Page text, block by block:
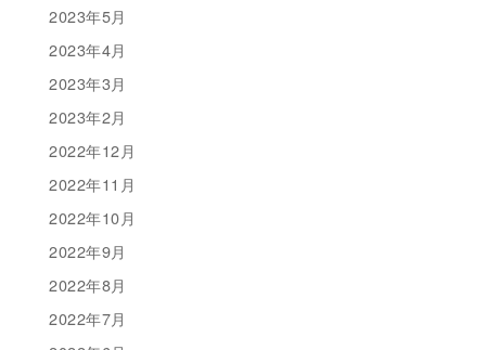
2023年5月
2023年4月
2023年3月
2023年2月
2022年12月
2022年11月
2022年10月
2022年9月
2022年8月
2022年7月